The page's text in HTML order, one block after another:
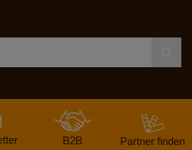
B2B Partner finden